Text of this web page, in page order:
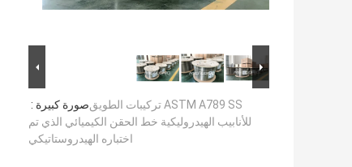
صورة كبيرة :ASTM A789 SS تركيبات الطويق
للأنابيب الهيدروليكية خط الحقن الكيميائي الذي تم
اختباره الهيدروستاتيكي